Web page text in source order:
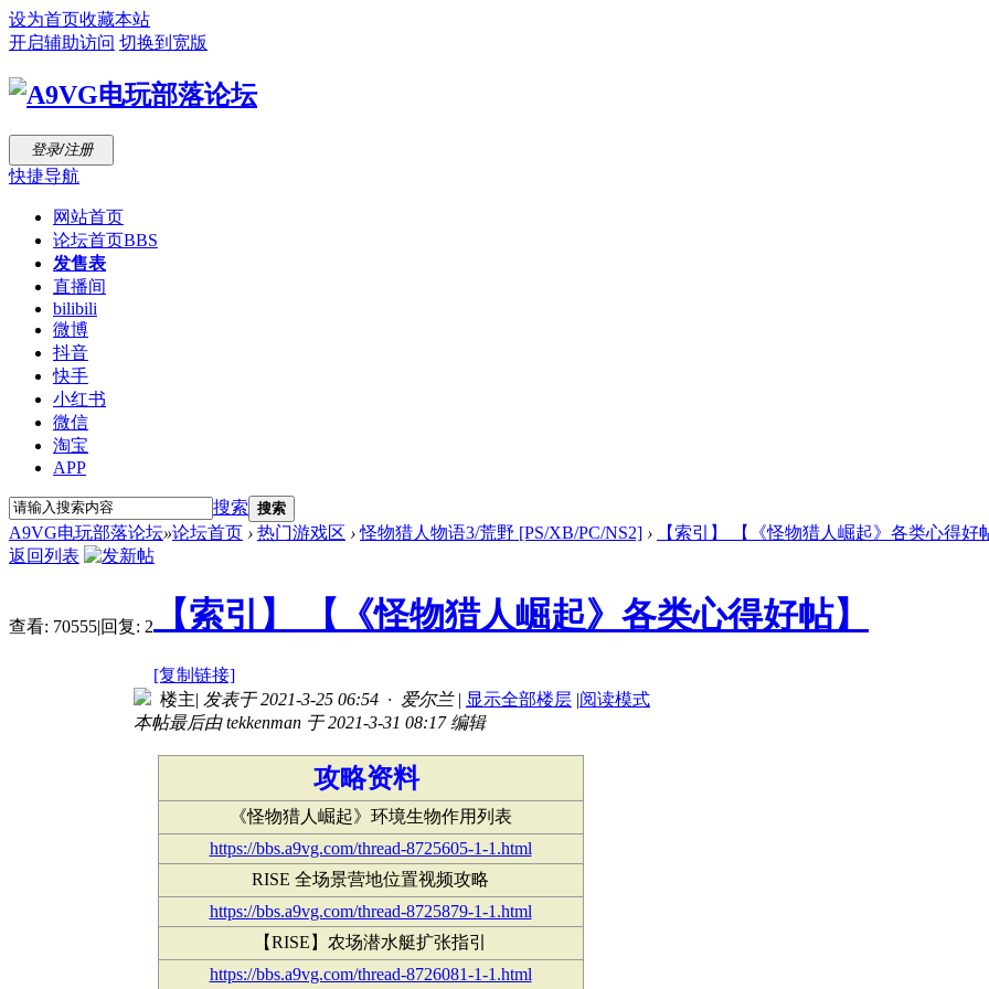
设为首页收藏本站
开启辅助访问 切换到宽版
登录/注册
快捷导航
网站首页
论坛首页BBS
发售表
直播间
bilibili
微博
抖音
快手
小红书
微信
淘宝
APP
搜索 搜索
A9VG电玩部落论坛»论坛首页 › 热门游戏区 › 怪物猎人物语3/荒野 [PS/XB/PC/NS2] ›
【索引】 【《怪物猎人崛起》各类心得好
返回列表
查看: 70555|回复: 2 【索引】 【《怪物猎人崛起》各类心得好帖】
[复制链接]
楼主| 发表于 2021-3-25 06:54 · 爱尔兰 | 显示全部楼层 |阅读模式
本帖最后由 tekkenman 于 2021-3-31 08:17 编辑
攻略资料
《怪物猎人崛起》环境生物作用列表
https://bbs.a9vg.com/thread-8725605-1-1.html
RISE 全场景营地位置视频攻略
https://bbs.a9vg.com/thread-8725879-1-1.html
【RISE】农场潜水艇扩张指引
https://bbs.a9vg.com/thread-8726081-1-1.html